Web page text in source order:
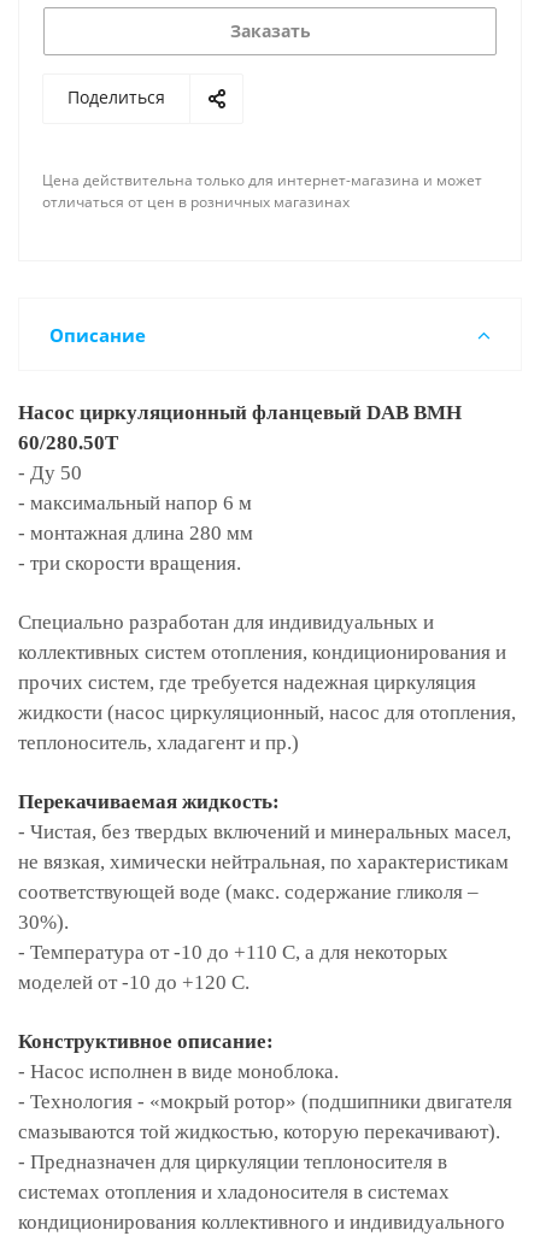
Заказать
Поделиться
Цена действительна только для интернет-магазина и может
отличаться от цен в розничных магазинах
Описание
Насос циркуляционный фланцевый DAB BMH
60/280.50T
- Ду 50
- максимальный напор 6 м
- монтажная длина 280 мм
- три скорости вращения.
Специально разработан для индивидуальных и
коллективных систем отопления, кондиционирования и
прочих систем, где требуется надежная циркуляция
жидкости (насос циркуляционный, насос для отопления,
теплоноситель, хладагент и пр.)
Перекачиваемая жидкость:
- Чистая, без твердых включений и минеральных масел,
не вязкая, химически нейтральная, по характеристикам
соответствующей воде (макс. содержание гликоля –
30%).
- Температура от -10 до +110 С, а для некоторых
моделей от -10 до +120 С.
Конструктивное описание:
- Насос исполнен в виде моноблока.
- Технология - «мокрый ротор» (подшипники двигателя
смазываются той жидкостью, которую перекачивают).
- Предназначен для циркуляции теплоносителя в
системах отопления и хладоносителя в системах
кондиционирования коллективного и индивидуального